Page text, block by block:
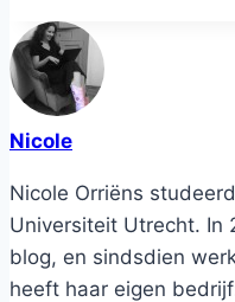
Nicole
Nicole Orriëns
Universiteit Utrecht. In
blog, en sindsdien
heeft haar eigen